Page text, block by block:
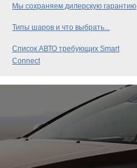
Мы сохраняем дилерскую гарантию
Типы шаров и что выбрать...
Список АВТО требующих Smart
Connect